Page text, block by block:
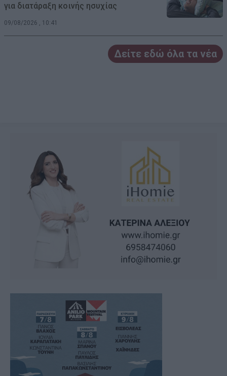
για διατάραξη κοινής ησυχίας
09/08/2026 , 10:41
Δείτε εδώ όλα τα νέα